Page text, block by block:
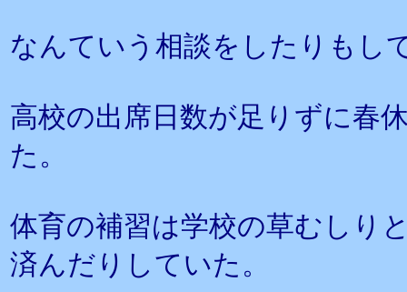
なんていう相談をしたりもし
高校の出席日数が足りずに春
た。
体育の補習は学校の草むしり
済んだりしていた。